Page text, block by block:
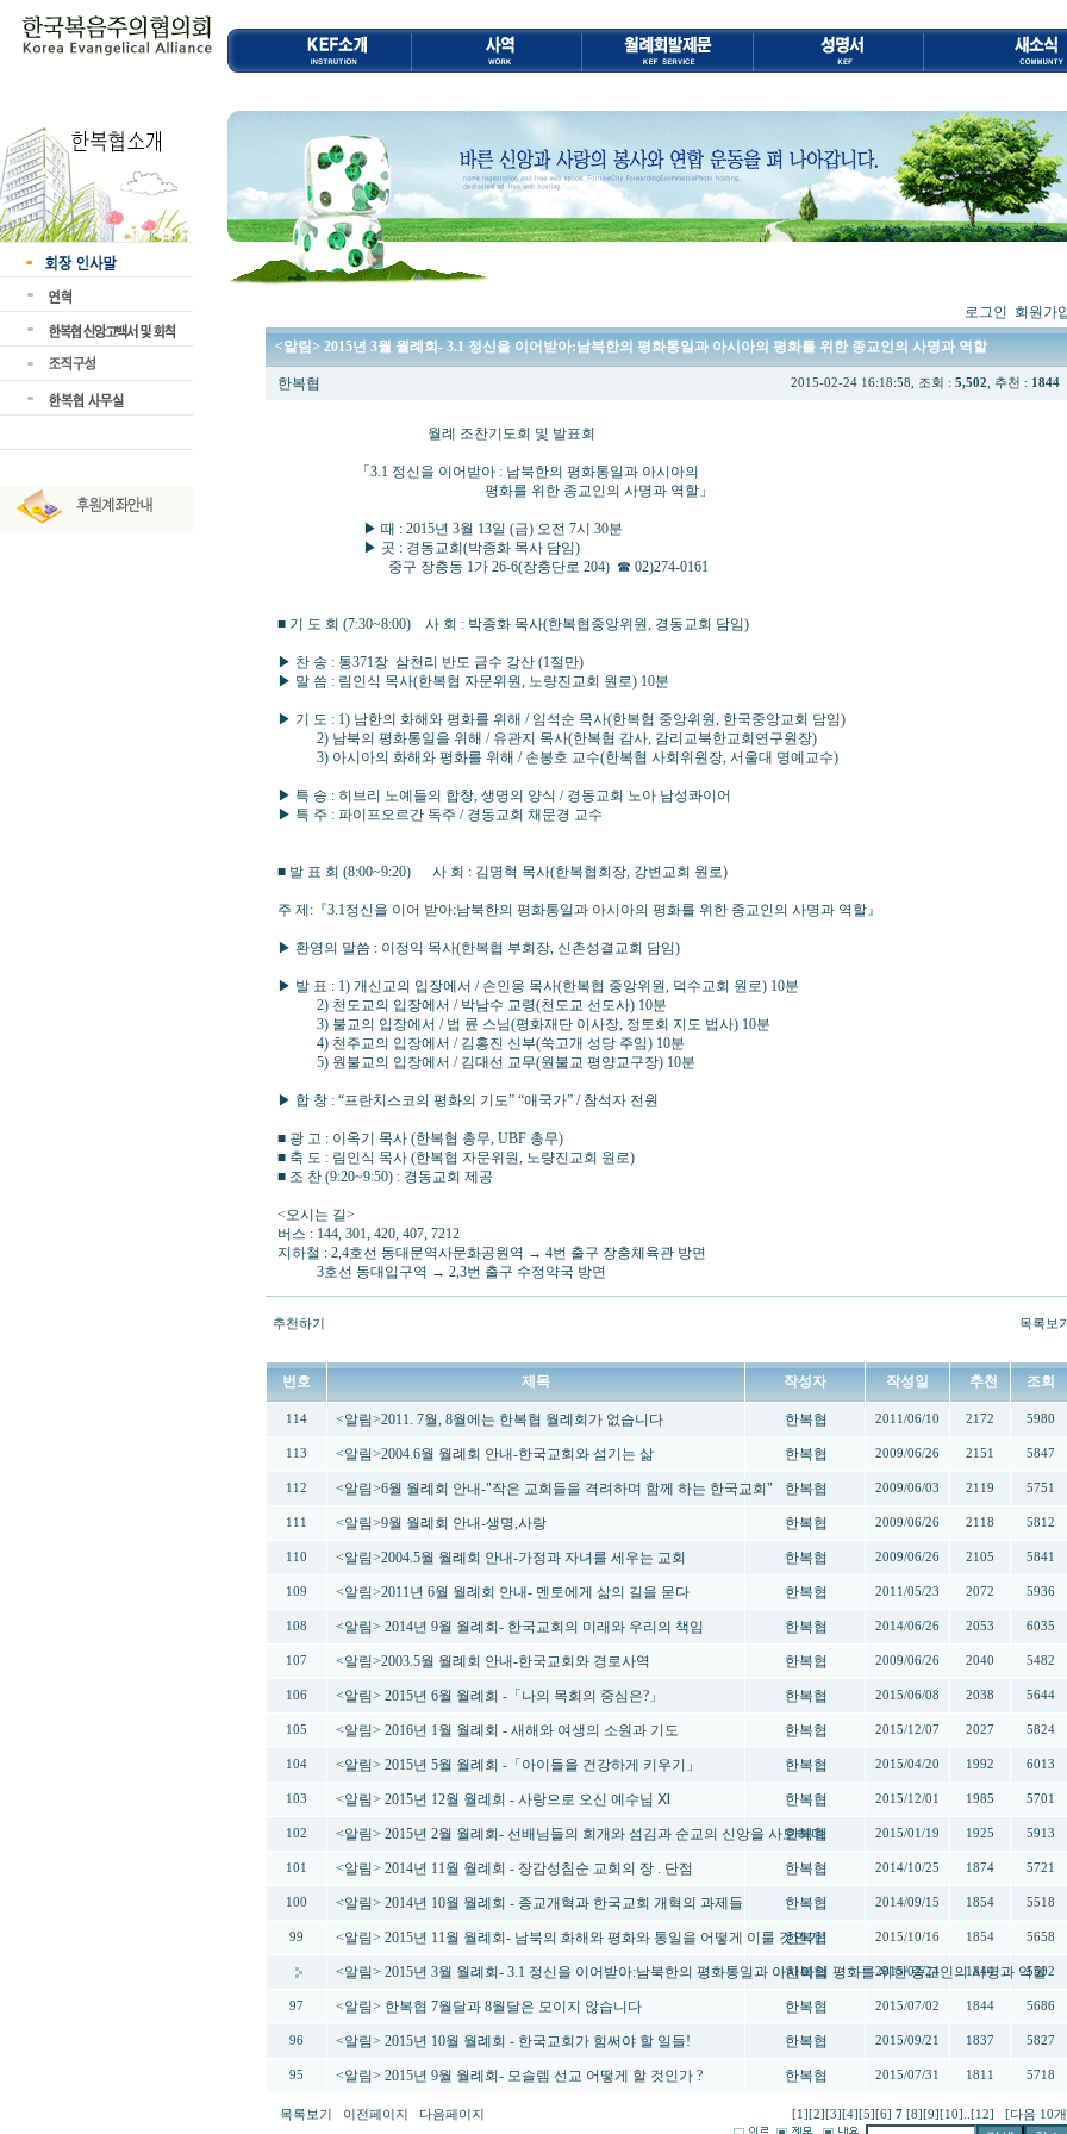
로그인 회원가
<알림> 2015년 3월 월례회- 3.1 정신을 이어받아:남북한의 평화통일과 아시아의 평화를 위한 종교인의 사명과 역할
한복협 2015-02-24 16:18:58, 조회 : 5,502 , 추천 : 1844
월례 조찬기도회 및 발표회
「3.1 정신을 이어받아 : 남북한의 평화통일과 아시아의
평화를 위한 종교인의 사명과 역할」
▶ 때 : 2015년 3월 13일 (금) 오전 7시 30분
▶ 곳 : 경동교회(박종화 목사 담임)
중구 장충동 1가 26-6(장충단로 204) ☎ 02)274-0161
■ 기 도 회 (7:30~8:00) 사 회 : 박종화 목사(한복협중앙위원, 경동교회 담임)
▶ 찬 송 : 통371장 삼천리 반도 금수 강산 (1절만)
▶ 말 씀 : 림인식 목사(한복협 자문위원, 노량진교회 원로) 10분
▶ 기 도 : 1) 남한의 화해와 평화를 위해 / 임석순 목사(한복협 중앙위원, 한국중앙교회 담임)
2) 남북의 평화통일을 위해 / 유관지 목사(한복협 감사, 감리교북한교회연구원장)
3) 아시아의 화해와 평화를 위해 / 손봉호 교수(한복협 사회위원장, 서울대 명예교수)
▶ 특 송 : 히브리 노예들의 합창, 생명의 양식 / 경동교회 노아 남성콰이어
▶ 특 주 : 파이프오르간 독주 / 경동교회 채문경 교수
■ 발 표 회 (8:00~9:20) 사 회 : 김명혁 목사(한복협회장, 강변교회 원로)
주 제:『3.1정신을 이어 받아:남북한의 평화통일과 아시아의 평화를 위한 종교인의 사명과 역할』
▶ 환영의 말씀 : 이정익 목사(한복협 부회장, 신촌성결교회 담임)
▶ 발 표 : 1) 개신교의 입장에서 / 손인웅 목사(한복협 중앙위원, 덕수교회 원로) 10분
2) 천도교의 입장에서 / 박남수 교령(천도교 선도사) 10분
3) 불교의 입장에서 / 법 륜 스님(평화재단 이사장, 정토회 지도 법사) 10분
4) 천주교의 입장에서 / 김홍진 신부(쑥고개 성당 주임) 10분
5) 원불교의 입장에서 / 김대선 교무(원불교 평양교구장) 10분
▶ 합 창 : “프란치스코의 평화의 기도” “애국가” / 참석자 전원
■ 광 고 : 이옥기 목사 (한복협 총무, UBF 총무)
■ 축 도 : 림인식 목사 (한복협 자문위원, 노량진교회 원로)
■ 조 찬 (9:20~9:50) : 경동교회 제공
<오시는 길>
버스 : 144, 301, 420, 407, 7212
지하철 : 2,4호선 동대문역사문화공원역 → 4번 출구 장충체육관 방면
3호선 동대입구역 → 2,3번 출구 수정약국 방면
추천하기 목록보
번호 제목 작성자 작성일 추천 조회
114 <알림>2011. 7월, 8월에는 한복협 월례회가 없습니다 한복협 2011/06/10 2172 5980
113 <알림>2004.6월 월례회 안내-한국교회와 섬기는 삶 한복협 2009/06/26 2151 5847
112 <알림>6월 월례회 안내-"작은 교회들을 격려하며 함께 하는 한국교회" 한복협 2009/06/03 2119 5751
111 <알림>9월 월례회 안내-생명,사랑 한복협 2009/06/26 2118 5812
110 <알림>2004.5월 월례회 안내-가정과 자녀를 세우는 교회 한복협 2009/06/26 2105 5841
109 <알림>2011년 6월 월례회 안내- 멘토에게 삶의 길을 묻다 한복협 2011/05/23 2072 5936
108 <알림> 2014년 9월 월례회- 한국교회의 미래와 우리의 책임 한복협 2014/06/26 2053 6035
107 <알림>2003.5월 월례회 안내-한국교회와 경로사역 한복협 2009/06/26 2040 5482
106 <알림> 2015년 6월 월례회 -「나의 목회의 중심은?」 한복협 2015/06/08 2038 5644
105 <알림> 2016년 1월 월례회 - 새해와 여생의 소원과 기도 한복협 2015/12/07 2027 5824
104 <알림> 2015년 5월 월례회 -「아이들을 건강하게 키우기」 한복협 2015/04/20 1992 6013
103 <알림> 2015년 12월 월례회 - 사랑으로 오신 예수님 Ⅺ 한복협 2015/12/01 1985 5701
102 <알림> 2015년 2월 월례회- 선배님들의 회개와 섬김과 순교의 신앙을 사모하며
한복협 2015/01/19 1925 5913
101 <알림> 2014년 11월 월례회 - 장감성침순 교회의 장 . 단점 한복협 2014/10/25 1874 5721
100 <알림> 2014년 10월 월례회 - 종교개혁과 한국교회 개혁의 과제들 한복협 2014/09/15 1854 5518
99 <알림> 2015년 11월 월례회- 남북의 화해와 평화와 통일을 어떻게 이룰 것인가!
한복협 2015/10/16 1854 5658
<알림> 2015년 3월 월례회- 3.1 정신을 이어받아:남북한의 평화통일과 아시아의 평화를 위한 종교인의 사명과 역할
한복협 2015/02/24 1844 5502
97 <알림> 한복협 7월달과 8월달은 모이지 않습니다 한복협 2015/07/02 1844 5686
96 <알림> 2015년 10월 월례회 - 한국교회가 힘써야 할 일들! 한복협 2015/09/21 1837 5827
95 <알림> 2015년 9월 월례회- 모슬렘 선교 어떻게 할 것인가 ? 한복협 2015/07/31 1811 5718
목록보기 이전페이지 다음페이지 [1] [2] [3] [4] [5] [6] 7 [8] [9] [10] [12] [다음 10